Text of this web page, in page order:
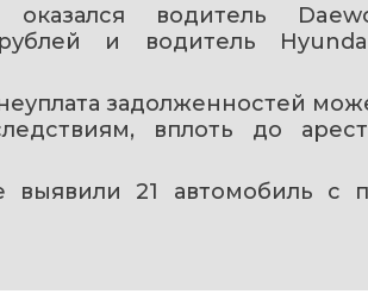
водитель
и водитель
задолженностей
вплоть до
выявили 21 автомобиль с